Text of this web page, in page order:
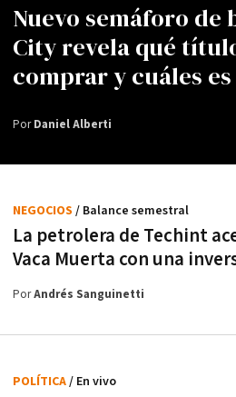
Nuevo semáforo de
City revela qué
comprar y cuáles
PorDaniel Alberti
La petrolera de Techint
Vaca Muerta con una
NEGOCIOS / Balance semestral
PorAndrés Sanguinetti
POLÍTICA/ En vivo